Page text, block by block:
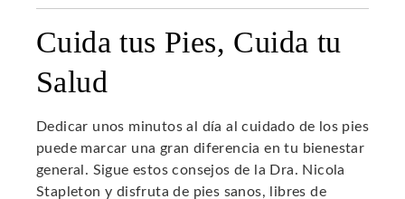
Cuida tus Pies, Cuida tu
Salud
Dedicar unos minutos al día al cuidado de los pies
puede marcar una gran diferencia en tu bienestar
general. Sigue estos consejos de la Dra. Nicola
Stapleton y disfruta de pies sanos, libres de